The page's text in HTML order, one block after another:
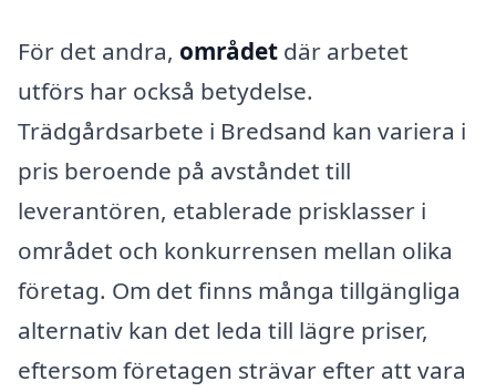
För det andra, området där arbetet
utförs har också betydelse.
Trädgårdsarbete i Bredsand kan variera i
pris beroende på avståndet till
leverantören, etablerade prisklasser i
området och konkurrensen mellan olika
företag. Om det finns många tillgängliga
alternativ kan det leda till lägre priser,
eftersom företagen strävar efter att vara